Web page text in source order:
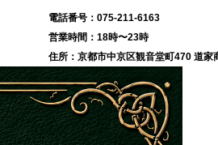
075-211-6163
18時〜23時
京都市中京区観音堂町470 道家